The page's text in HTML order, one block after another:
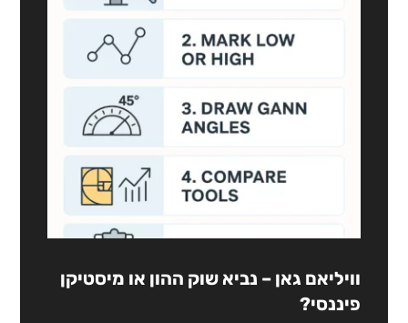
וויליאם גאן – נביא שוק ההון או מיסטיקן
פיננסי?